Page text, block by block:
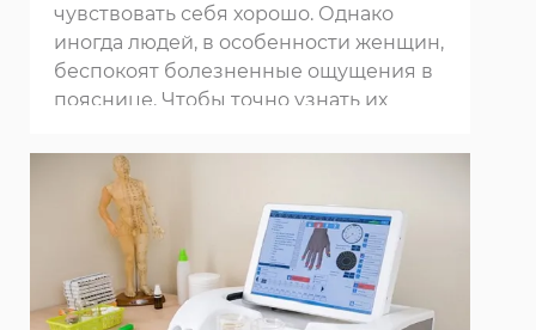
чувствовать себя хорошо. Однако
иногда людей, в особенности женщин,
беспокоят болезненные ощущения в
пояснице. Чтобы точно узнать их
обращайтесь в нашуклинику в
Москве.